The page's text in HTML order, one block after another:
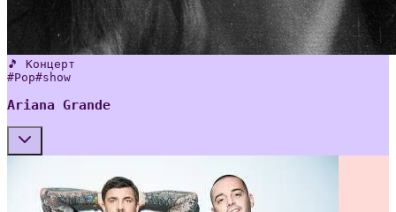
🎵 Концерт
#Pop#show
Ariana Grande